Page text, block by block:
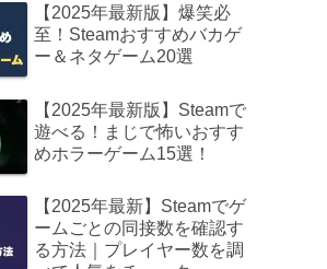
【2025年最新版】爆笑必
至！Steamおすすめバカゲ
ー＆ネタゲーム20選
【2025年最新版】Steamで
遊べる！まじで怖いおすす
めホラーゲーム15選！
【2025年最新】Steamでゲ
ームごとの同接数を確認す
る方法｜プレイヤー数を調